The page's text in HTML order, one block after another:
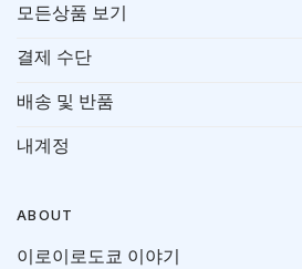
모든상품 보기
결제 수단
배송 및 반품
내계정
ABOUT
이로이로도쿄 이야기